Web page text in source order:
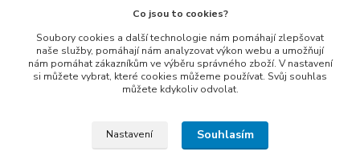
+420 777 461 661
(Po-Pá, 8-16 hod.)
info@balimespolu.cz
Co jsou to cookies?
Soubory cookies a další technologie nám pomáhají zlepšovat
naše služby, pomáhají nám analyzovat výkon webu a umožňují
nám pomáhat zákazníkům ve výběru správného zboží. V nastavení
si můžete vybrat, které cookies můžeme používat. Svůj souhlas
můžete kdykoliv odvolat.
Nastavení Souhlasím